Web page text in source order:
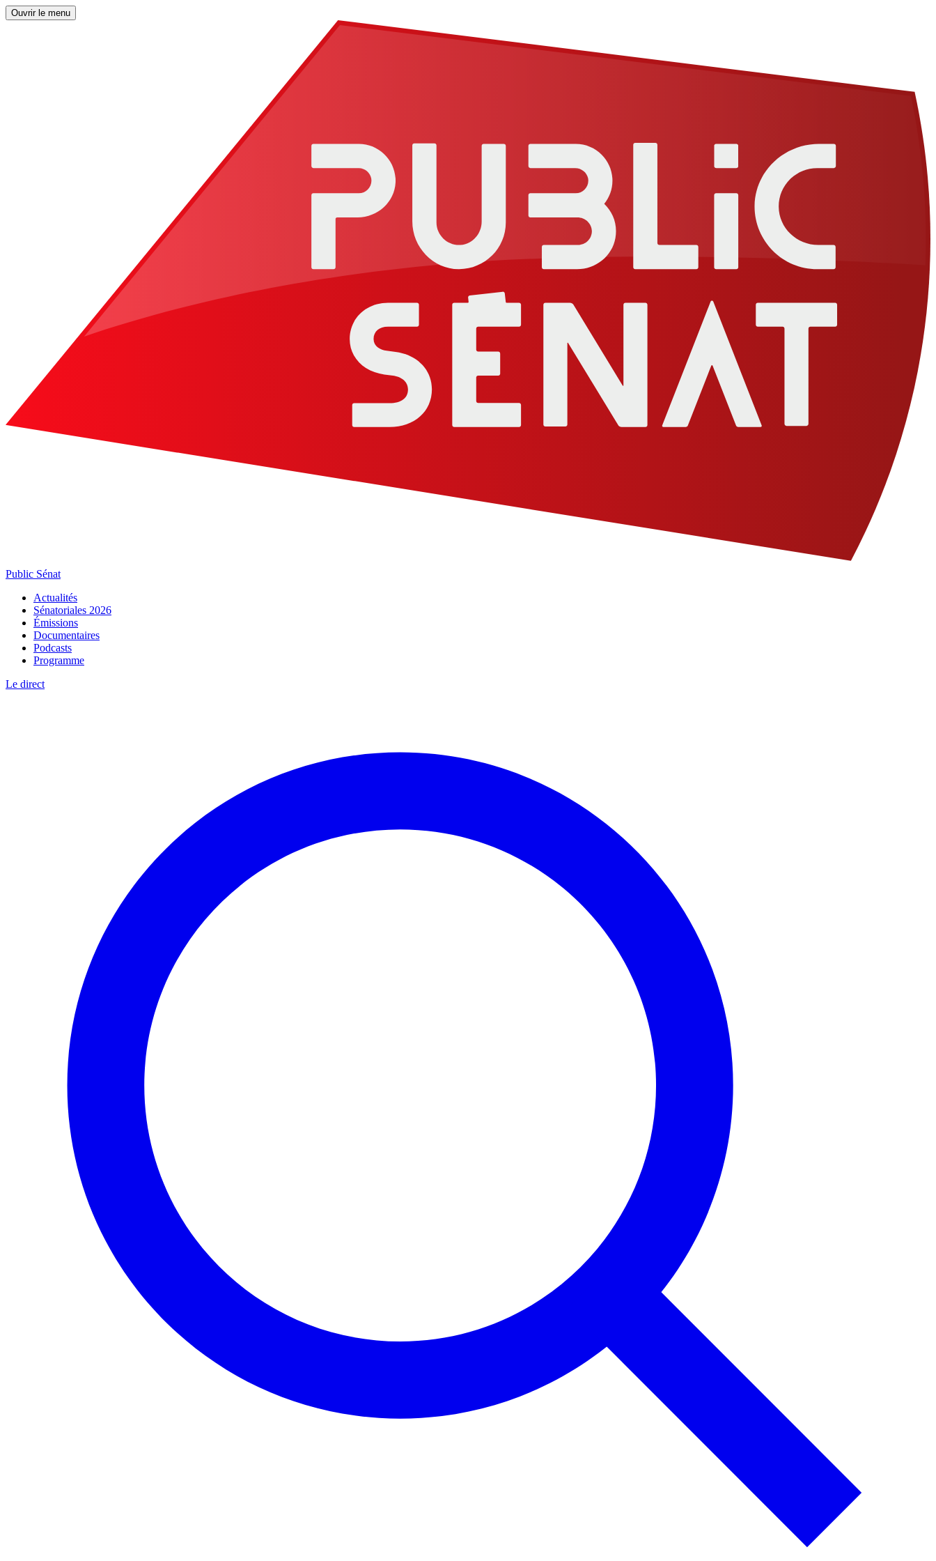
Ouvrir le menu
Public Sénat
Actualités
Sénatoriales 2026
Émissions
Documentaires
Podcasts
Programme
Le direct